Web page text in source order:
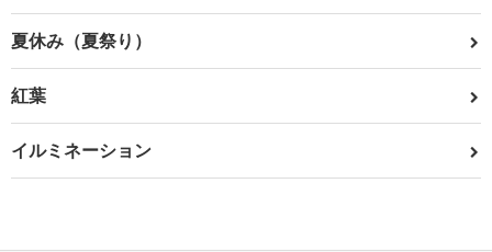
夏休み（夏祭り）
紅葉
イルミネーション